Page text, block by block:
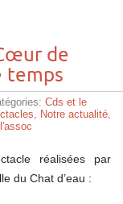
de
temps
Cds et le
, Notre actualité,
réalisées par
du Chat d’eau :